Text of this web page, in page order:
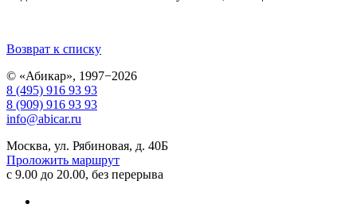
Возврат к списку
© «Абикар», 1997−2026
8 (495) 916 93 93
8 (909) 916 93 93
info@abicar.ru
Москва, ул. Рябиновая, д. 40Б
Проложить маршрут
с 9.00 до 20.00, без перерыва